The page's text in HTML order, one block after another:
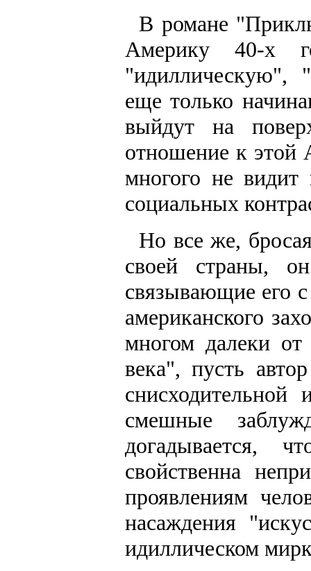
В романе
Америку 40-х
"идиллическую",
еще только
выйдут на
отношение к этой
многого не
социальных
Но все же,
своей страны,
связывающие его
американского
многом далеки
века", пусть
смешные
догадывается,
свойственна
проявлениям
насаждения
идиллическом